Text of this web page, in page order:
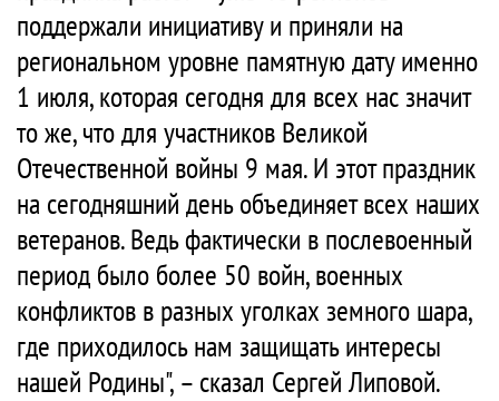
поддержали инициативу и приняли на
региональном уровне памятную дату именно
1 июля, которая сегодня для всех нас значит
то же, что для участников Великой
Отечественной войны 9 мая. И этот праздник
на сегодняшний день объединяет всех наших
ветеранов. Ведь фактически в послевоенный
период было более 50 войн, военных
конфликтов в разных уголках земного шара,
где приходилось нам защищать интересы
нашей Родины", – сказал Сергей Липовой.